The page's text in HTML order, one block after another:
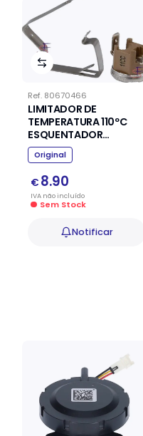
Ref. 80670466
LIMITADOR DE
TEMPERATURA 110ºC
ESQUENTADOR
JUNKERS VULCANO
Original
€ 8.90
IVA nãoincluído
Sem Stock
Notificar